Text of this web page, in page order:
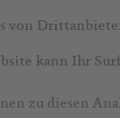
von
kann Ihr
zu diesen